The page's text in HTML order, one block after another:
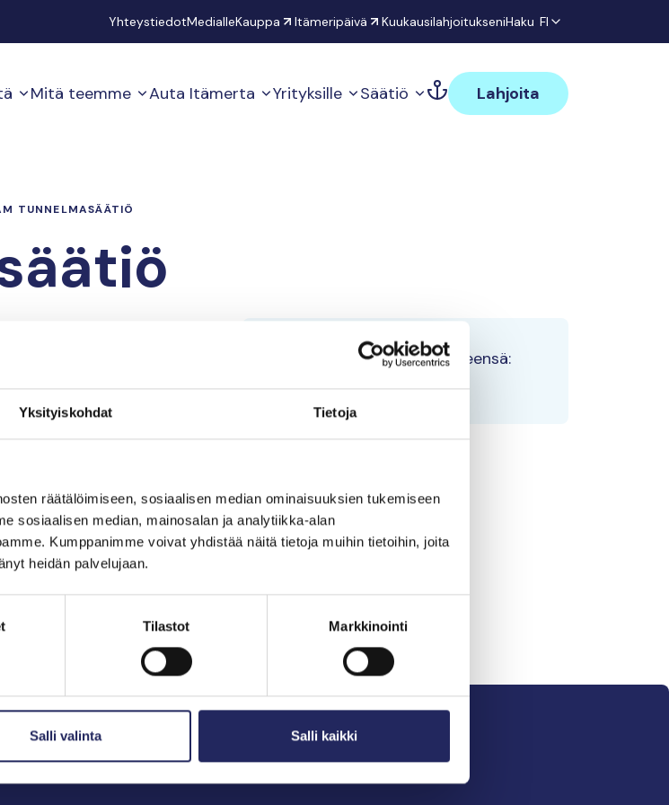
Yksityiskohdat Tietoja
räätälöimiseen, sosiaalisen median ominaisuuksien tukemiseen
sosiaalisen median, mainosalan ja analytiikka-alan
Kumppanimme voivat yhdistää näitä tietoja muihin tietoihin, joita
heidän palvelujaan.
Tilastot Markkinointi
Salli valinta Salli kaikki
YhteystiedotMedialleKauppa Itämeripäivä KuukausilahjoitukseniHaku FI
Mitä teemme Auta Itämerta Yrityksille Säätiö Lahjoita
TUNNELMASÄÄTIÖ
Tiimin lahjoitukset yhteensä:
0 €